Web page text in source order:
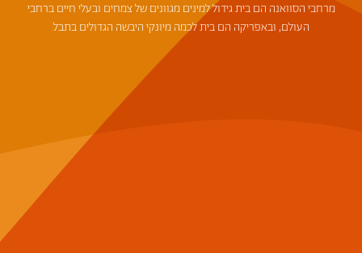
מרחבי הסוואנה הם בית גידול למינים מגוונים של צמחים ובעלי חיים ברחבי
העולם, ובאפריקה הם בית לכמה מיונקי היבשה הגדולים בתבל.